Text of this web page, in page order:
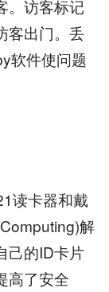
。访客标记
客出门。丢
软件使问题
读卡器和戴
解
己的ID卡片
高了安全